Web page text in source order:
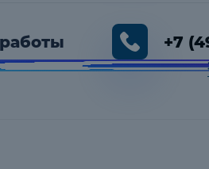
— 19:00
+7